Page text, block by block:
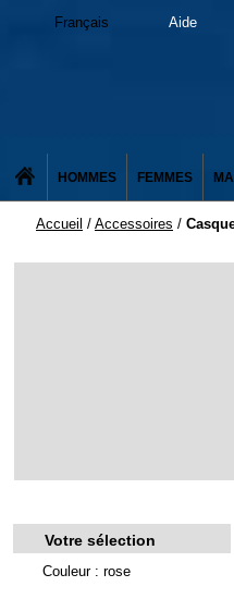
Français Aide
HOMMES FEMMES
Accueil / Accessoires /
Votre sélection
Couleur : rose